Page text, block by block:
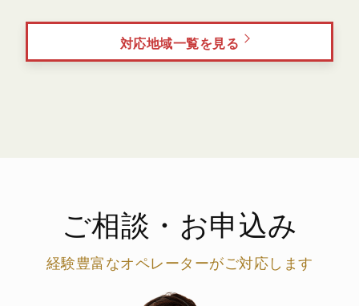
対応地域一覧を見る
ご相談・お申込み
経験豊富なオペレーターがご対応します